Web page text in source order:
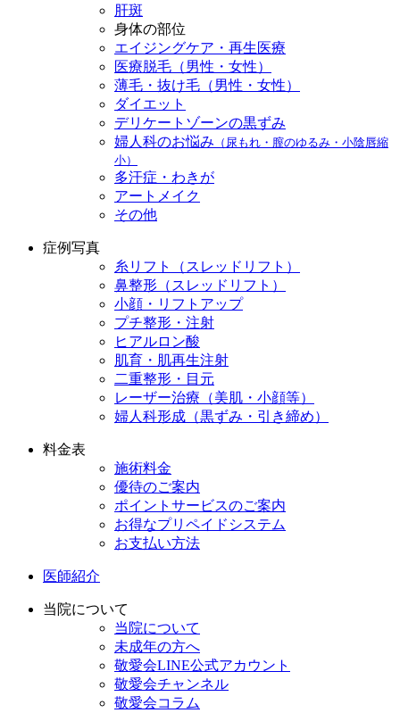
肝斑
身体の部位
エイジングケア・再生医療
医療脱毛（男性・女性）
薄毛・抜け毛（男性・女性）
ダイエット
デリケートゾーンの黒ずみ
婦人科のお悩み （尿もれ・膣のゆるみ・小陰唇縮
小）
多汗症・わきが
アートメイク
その他
症例写真
糸リフト（スレッドリフト）
鼻整形（スレッドリフト）
小顔・リフトアップ
プチ整形・注射
ヒアルロン酸
肌育・肌再生注射
二重整形・目元
レーザー治療（美肌・小顔等）
婦人科形成（黒ずみ・引き締め）
料金表
施術料金
優待のご案内
ポイントサービスのご案内
お得なプリペイドシステム
お支払い方法
医師紹介
当院について
当院について
未成年の方へ
敬愛会LINE公式アカウント
敬愛会チャンネル
敬愛会コラム